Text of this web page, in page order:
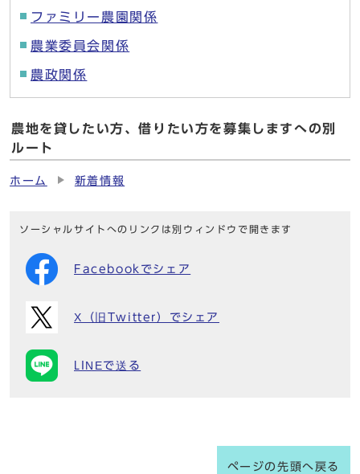
ファミリー農園関係
農業委員会関係
農政関係
農地を貸したい方、借りたい方を募集しますへの別
ルート
ホーム 新着情報
ソーシャルサイトへのリンクは別ウィンドウで開きます
Facebookでシェア
X（旧Twitter）でシェア
LINEで送る
ページの先頭へ戻る